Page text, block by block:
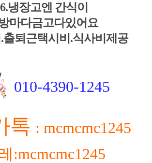
6.냉장고엔 간식이
마다금고다있어요
출퇴근택시비.식사비제공
010-4390-1245
톡 : mcmcmc1245
:mcmcmc1245